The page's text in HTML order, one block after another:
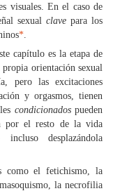
visuales. En el caso de
sexual clave para los
*.
capítulo es la etapa de
orientación sexual
pero las excitaciones
y orgasmos, tienen
condicionadospueden
por el resto de la vida
desplazándola
como el fetichismo, la
la necrofilia